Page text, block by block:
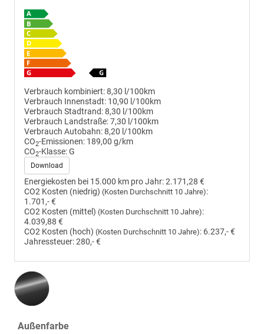
Verbrauch kombiniert:8,30 l/100km
Verbrauch Innenstadt: 10,90 l/100km
Verbrauch Stadtrand:8,30 l/100km
Verbrauch Landstraße:7,30 l/100km
Verbrauch Autobahn:8,20 l/100km
CO2-Emissionen: 189,00 g/km
CO2-Klasse:G
Download
Energiekosten bei 15.000 km pro Jahr:2.171,28 €
CO2 Kosten (niedrig) (Kosten Durchschnitt 10 Jahre):
1.701,- €
CO2 Kosten (mittel) (Kosten Durchschnitt 10 Jahre):
4.039,88 €
CO2 Kosten (hoch) (Kosten Durchschnitt 10 Jahre): 6.237,- €
Jahressteuer:280,- €
Außenfarbe